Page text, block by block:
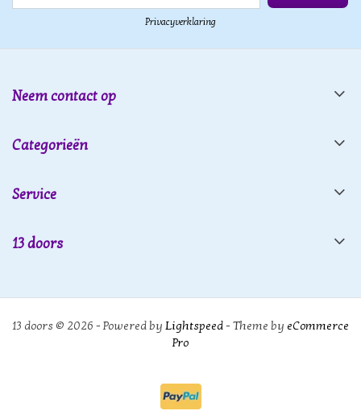
Privacyverklaring
Neem contact op
Categorieën
Service
13 doors
13 doors © 2026 - Powered by Lightspeed- Theme by eCommerce
Pro